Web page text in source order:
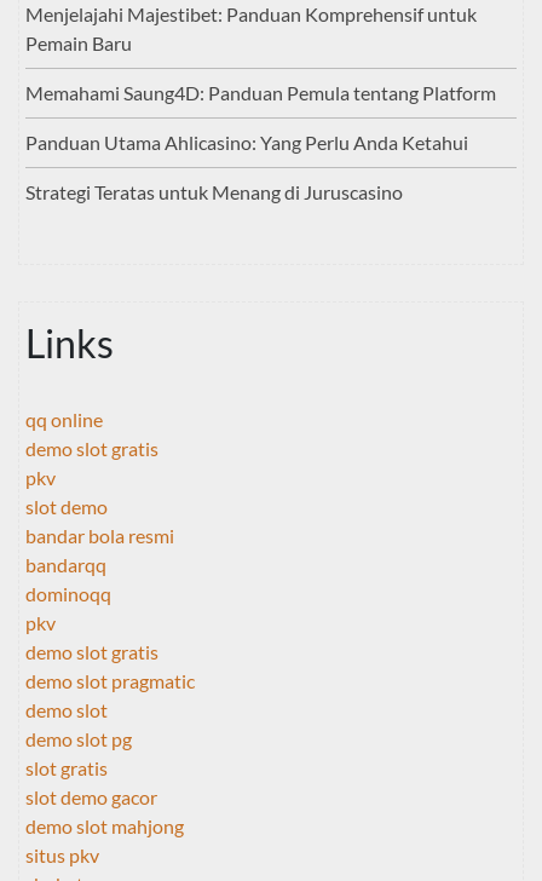
Menjelajahi Majestibet: Panduan Komprehensif untuk
Pemain Baru
Memahami Saung4D: Panduan Pemula tentang Platform
Panduan Utama Ahlicasino: Yang Perlu Anda Ketahui
Strategi Teratas untuk Menang di Juruscasino
Links
qq online
demo slot gratis
pkv
slot demo
bandar bola resmi
bandarqq
dominoqq
pkv
demo slot gratis
demo slot pragmatic
demo slot
demo slot pg
slot gratis
slot demo gacor
demo slot mahjong
situs pkv